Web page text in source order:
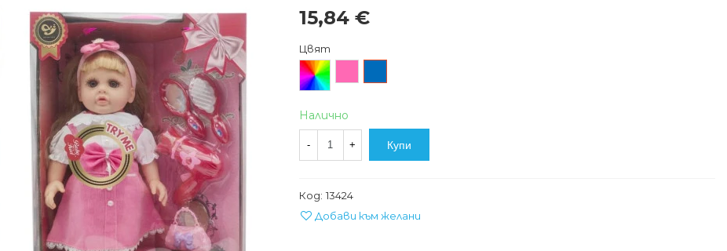
15,84 €
Цвят
Произволен/
микс
Налично
- + Купи
Код: 13424
Добави към желани